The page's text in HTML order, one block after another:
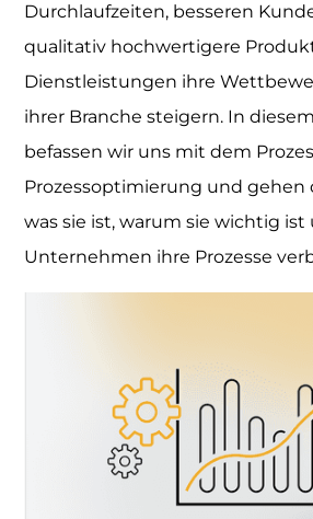
Durchlaufzeiten, besseren
qualitativ hochwertigere
Dienstleistungen ihre
ihrer Branche steigern. In
befassen wir uns mit dem
Prozessoptimierung und gehen
was sie ist, warum sie wichtig ist
Unternehmen ihre Prozesse